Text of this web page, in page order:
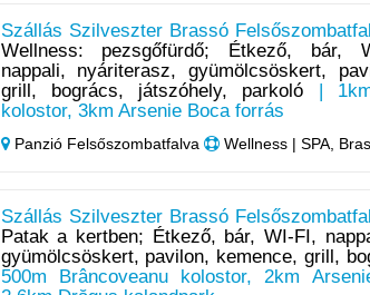
Szállás Szilveszter Brassó
Wellness: pezsgőfürdő; Étkező, bár,
nappali, nyáriterasz, gyümölcsöskert,
grill, bogrács, játszóhely, parkoló |
kolostor, 3km Arsenie Boca forrás
Panzió Felsőszombatfalva Wellness | SPA,
Szállás Szilveszter Brassó
Patak a kertben; Étkező, bár, WI-FI,
gyümölcsöskert, pavilon, kemence, grill,
500m Brâncoveanu kolostor, 2km